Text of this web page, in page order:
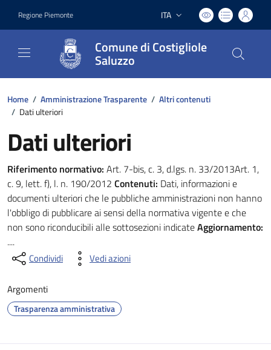
Regione Piemonte Lingua attiva:
ITA
Comune di Costigliole
Saluzzo
Home / Amministrazione Trasparente / Altri contenuti
/ Dati ulteriori
Dati ulteriori
Riferimento normativo: Art. 7-bis, c. 3, d.lgs. n. 33/2013Art. 1,
c. 9, lett. f), l. n. 190/2012 Contenuti: Dati, informazioni e
documenti ulteriori che le pubbliche amministrazioni non hanno
l'obbligo di pubblicare ai sensi della normativa vigente e che
non sono riconducibili alle sottosezioni indicateAggiornamento:
....
Condividi Vedi azioni
Argomenti
Trasparenza amministrativa